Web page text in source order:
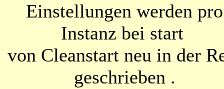
Einstellungen werden pro
Instanz bei start
von Cleanstart neu in der
geschrieben .